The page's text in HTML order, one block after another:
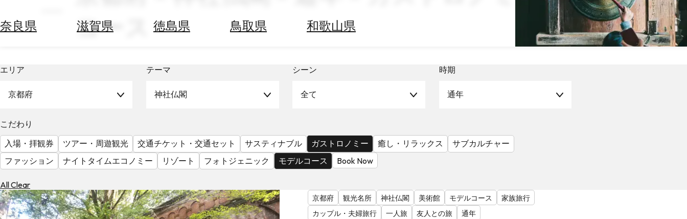
奈良県 滋賀県 徳島県 鳥取県 和歌山県
べ
る
天
気
を
見
コース
エリア
京都府
テーマ
神社仏閣
シーン
全て
時期
通年
こだわり
入場・拝観券
ツアー・周遊観光 交通チケット・交通セット サスティナブル ガストロノミー 癒し・リラックス
サブカルチャー
ファッション
ナイトタイムエコノミー リゾート フォトジェニック モデルコース Book Now
All Clear
京都府 観光名所 神社仏閣 美術館 モデルコース
家族旅行
カップル・夫婦旅行
一人旅 友人との旅 通年